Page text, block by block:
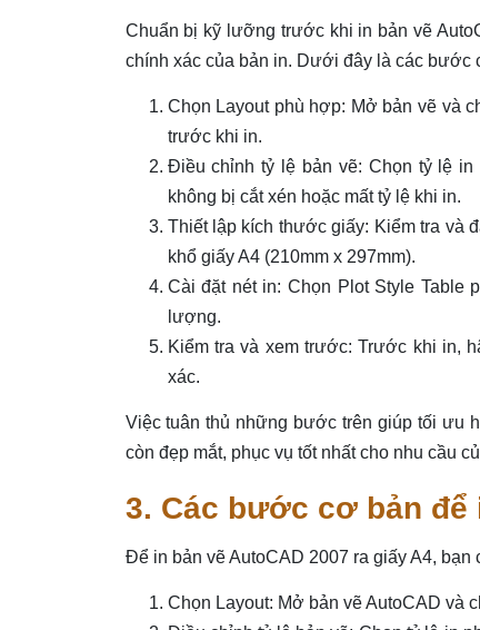
Chuẩn bị kỹ lưỡng trước khi in bản vẽ
chính xác của bản in. Dưới đây là các bước
Chọn Layout phù hợp: Mở bản vẽ và
trước khi in.
Điều chỉnh tỷ lệ bản vẽ: Chọn tỷ lệ
không bị cắt xén hoặc mất tỷ lệ khi in.
Thiết lập kích thước giấy: Kiểm tra và
khổ giấy A4 (210mm x 297mm).
Cài đặt nét in: Chọn Plot Style Table
lượng.
Kiểm tra và xem trước: Trước khi in,
xác.
Việc tuân thủ những bước trên giúp tối ưu
còn đẹp mắt, phục vụ tốt nhất cho nhu cầu
3. Các bước cơ bản để
Để in bản vẽ AutoCAD 2007 ra giấy A4,
Chọn Layout: Mở bản vẽ AutoCAD và